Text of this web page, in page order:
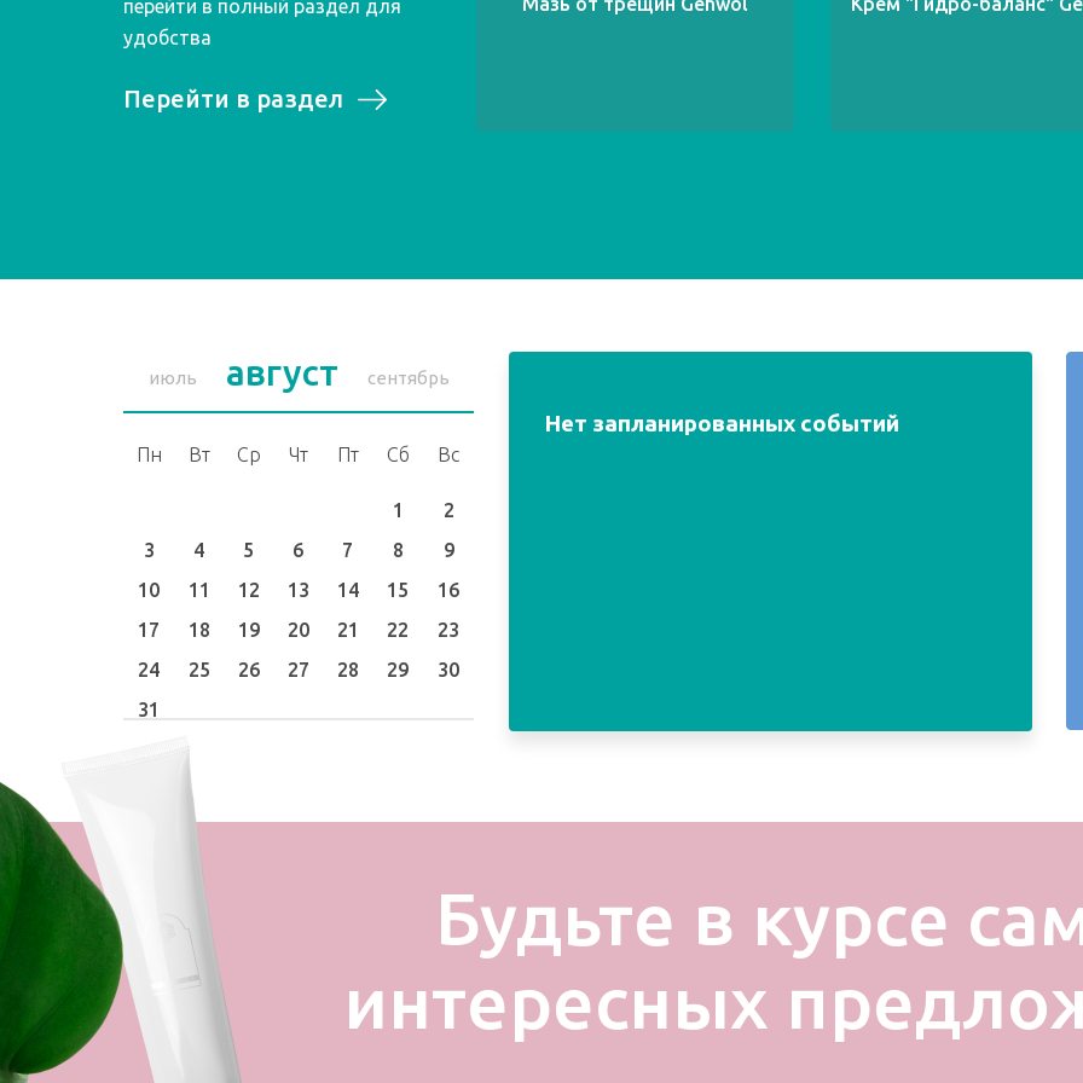
перейти в полный раздел для
удобства
Перейти в раздел
июль август сентябрь
Пн Вт Ср Чт Пт Сб Вс
1
2
3
4 5 6 7 8
9
10
11 12 13 14 15
16
17
18 19 20 21 22
23
24
25 26 27 28 29
30
31
Нет запланированных событий
Будьте в курсе
интересных